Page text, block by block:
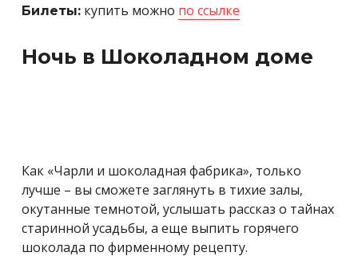
Билеты: купить можно по ссылке
Ночь в Шоколадном доме
Как «Чарли и шоколадная фабрика», только
лучше – вы сможете заглянуть в тихие залы,
окутанные темнотой, услышать рассказ о тайнах
старинной усадьбы, а еще выпить горячего
шоколада по фирменному рецепту.